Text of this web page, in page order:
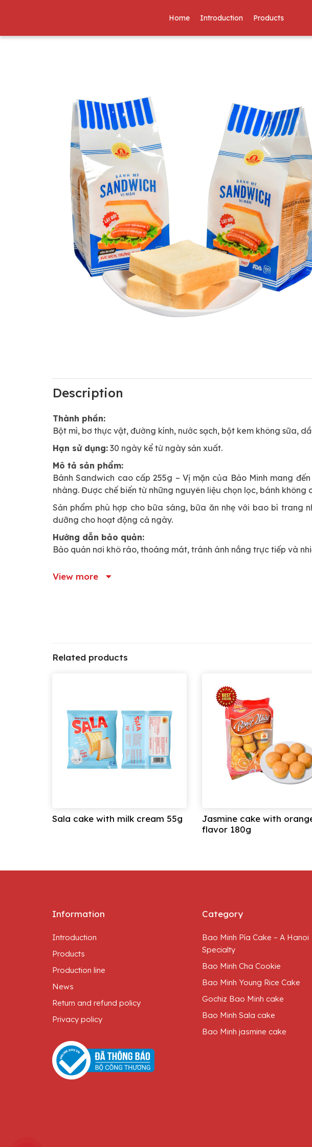
Home Introduction Products
Description
View more
Thành phần:
Bột mì, bơ thực vật, đường kính, nước sạch, bột kem không sữa,
Hạn sử dụng: 30 ngày kể từ ngày sản xuất.
Mô tả sản phẩm:
Bánh Sandwich cao cấp 255g – Vị mặn của Bảo Minh mang
nhàng. Được chế biến từ những nguyên liệu chọn lọc, bánh
Sản phẩm phù hợp cho bữa sáng, bữa ăn nhẹ với bao bì trang
dưỡng cho hoạt động cả ngày.
Hướng dẫn bảo quản:
Bảo quản nơi khô ráo, thoáng mát, tránh ánh nắng trực tiếp và
Related products
Sala cake with milk cream 55g
Jasmine cake with
flavor 180g
Information
Introduction
Products
Production line
News
Return and refund policy
Privacy policy
Category
Bao Minh Pía Cake – A Hanoi
Specialty
Bao Minh Cha Cookie
Bao Minh Young Rice Cake
Gochiz Bao Minh cake
Bao Minh Sala cake
Bao Minh jasmine cake